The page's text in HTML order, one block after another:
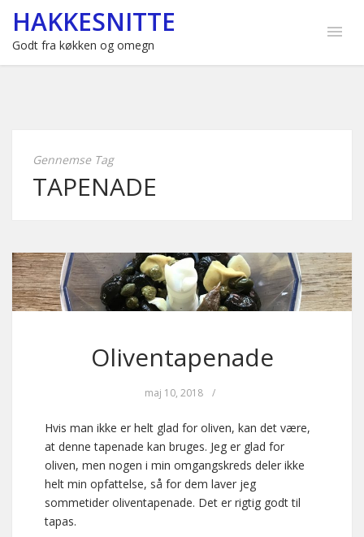
HAKKESNITTE
Godt fra køkken og omegn
Gennemse Tag
TAPENADE
Oliventapenade
maj 10, 2018 /
Hvis man ikke er helt glad for oliven, kan det være,
at denne tapenade kan bruges. Jeg er glad for
oliven, men nogen i min omgangskreds deler ikke
helt min opfattelse, så for dem laver jeg
sommetider oliventapenade. Det er rigtig godt til
tapas.